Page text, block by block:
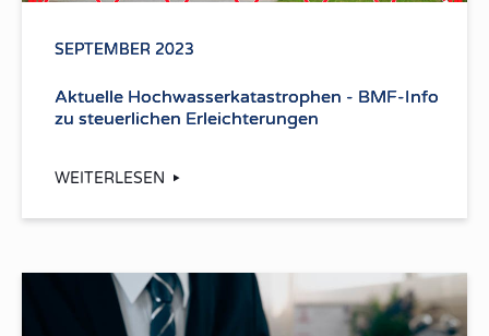
SEPTEMBER 2023
Aktuelle Hochwasserkatastrophen - BMF-Info
zu steuerlichen Erleichterungen
WEITERLESEN